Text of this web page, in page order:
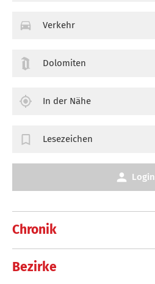
Chronik
Bezirke
Verkehr
Dolomiten
In der Nähe
Lesezeichen
Login